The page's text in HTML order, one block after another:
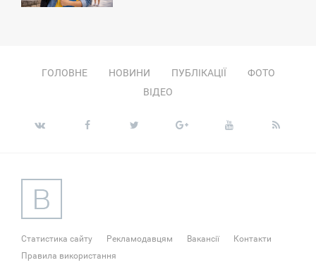
ГОЛОВНЕ НОВИНИ ПУБЛІКАЦІЇ
ФОТО
ВІДЕО
Статистика сайту Рекламодавцям Вакансії
Контакти
Правила використання